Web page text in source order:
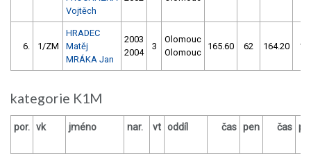
Vojtěch
6. 1/ZM
HRADEC
Matěj
MRÁKA Jan
2003
2004
3
Olomouc
Olomouc
165.60 62 164.20 10
kategorie K1M
por. vk jméno nar. vt oddíl čas pen čas